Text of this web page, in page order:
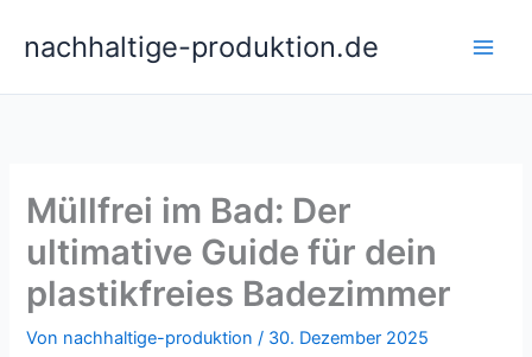
Inhaltnachhaltige-produktion.de
Müllfrei im Bad: Der
ultimative Guide für dein
plastikfreies Badezimmer
Von nachhaltige-produktion/ 30. Dezember 2025